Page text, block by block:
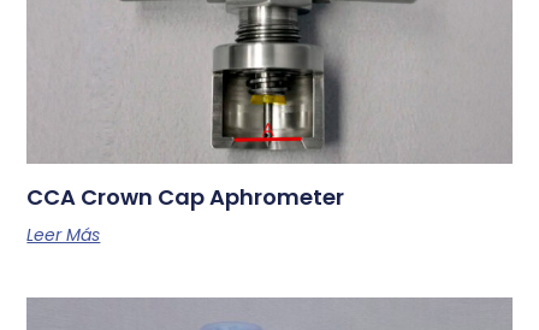
CCA Crown Cap Aphrometer
Leer Más